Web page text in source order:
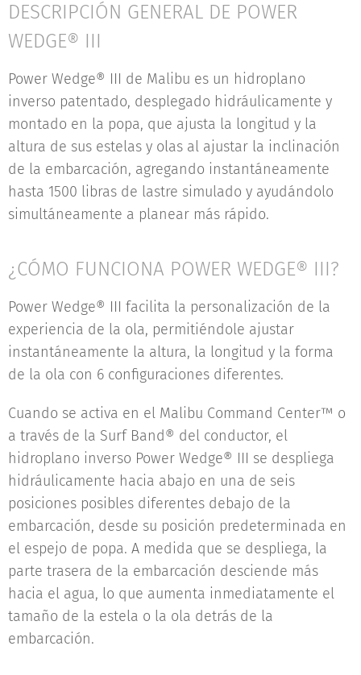
DESCRIPCIÓN GENERAL DE POWER
WEDGE® III
Power Wedge® III de Malibu es un hidroplano
inverso patentado, desplegado hidráulicamente y
montado en la popa, que ajusta la longitud y la
altura de sus estelas y olas al ajustar la inclinación
de la embarcación, agregando instantáneamente
hasta 1500 libras de lastre simulado y ayudándolo
simultáneamente a planear más rápido.
¿CÓMO FUNCIONA POWER WEDGE® III?
Power Wedge® III facilita la personalización de la
experiencia de la ola, permitiéndole ajustar
instantáneamente la altura, la longitud y la forma
de la ola con 6 configuraciones diferentes.
Cuando se activa en el Malibu Command Center™ o
a través de la Surf Band® del conductor, el
hidroplano inverso Power Wedge® III se despliega
hidráulicamente hacia abajo en una de seis
posiciones posibles diferentes debajo de la
embarcación, desde su posición predeterminada en
el espejo de popa. A medida que se despliega, la
parte trasera de la embarcación desciende más
hacia el agua, lo que aumenta inmediatamente el
tamaño de la estela o la ola detrás de la
embarcación.